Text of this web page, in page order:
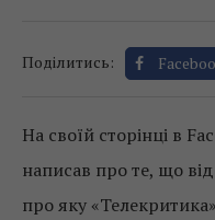
Поділитись:
На своїй сторінці в
написав про те, що
про яку «Телекритика»